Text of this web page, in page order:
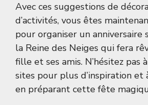
Avec ces suggestions de
d’activités, vous êtes
pour organiser un
la Reine des Neiges qui fera
fille et ses amis. N’hésitez pas
sites pour plus d’inspiration et
en préparant cette fête